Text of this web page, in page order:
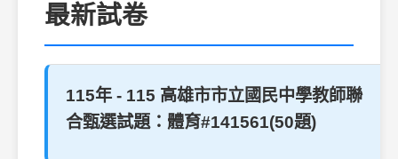
最新試卷
115年 - 115 高雄市市立國民中學教師聯
合甄選試題：體育#141561(50題)